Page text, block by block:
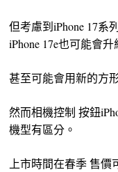
但考慮到iPhone 17系
iPhone 17e也可能會升
甚至可能會用新的方
然而相機控制 按鈕
機型有區分。
上市時間在春季 售價